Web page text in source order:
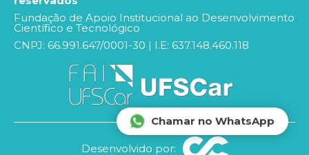
Chamar no WhatsApp
Fundação de Apoio Institucional ao Desenvolvimento
Científico e Tecnológico
CNPJ: 66.991.647/0001-30 | I.E: 637.148.460.118
Desenvolvido por: